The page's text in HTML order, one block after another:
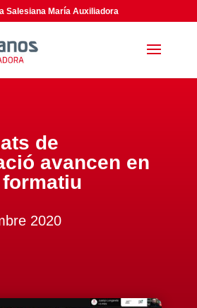
Salesiana María Auxiliadora
de
avancen en
2020